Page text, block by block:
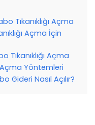
Tıkanıklığı Açma
Açma İçin
Açma
Yöntemleri
Gideri Nasıl Açılır?